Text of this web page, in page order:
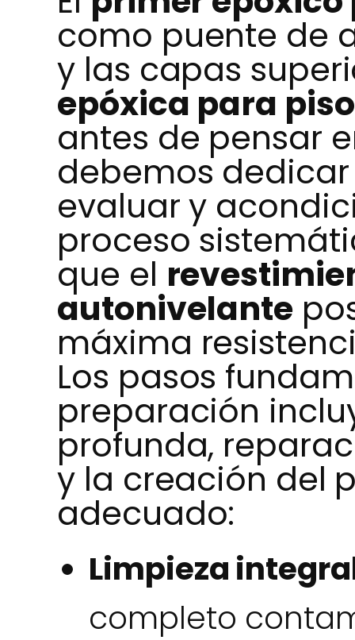
como puente de
y las capas
epóxica para
antes de pensar
debemos
evaluar y
proceso
que el
autonivelante
máxima
Los pasos
preparación
profunda,
y la creación del
adecuado:
Limpieza
completo